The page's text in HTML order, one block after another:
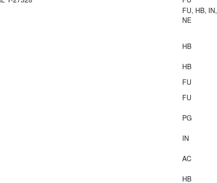
FU, HB, IN,
NE
HB
HB
FU
FU
PG
IN
AC
HB